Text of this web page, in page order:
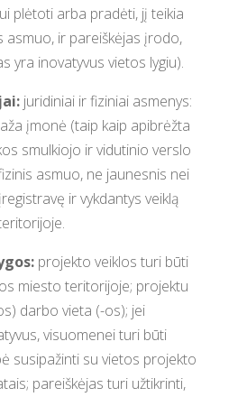
plėtoti arba pradėti, jį teikia
asmuo, ir pareiškėjas įrodo,
yra inovatyvus vietos lygiu).
juridiniai ir fiziniai asmenys:
įmonė (taip kaip apibrėžta
smulkiojo ir vidutinio verslo
asmuo, ne jaunesnis nei
ir vykdantys veiklą
projekto veiklos turi būti
miesto teritorijoje; projektu
darbo vieta (-os); jei
visuomenei turi būti
susipažinti su vietos projekto
pareiškėjas turi užtikrinti,